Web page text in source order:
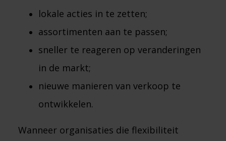
lokale acties in te zetten;
assortimenten aan te passen;
sneller te reageren op veranderingen
in de markt;
nieuwe manieren van verkoop te
ontwikkelen.
Wanneer organisaties die flexibiliteit